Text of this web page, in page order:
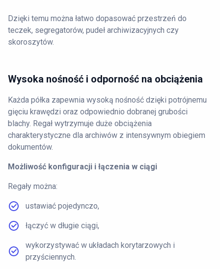
Dzięki temu można łatwo dopasować przestrzeń do
teczek, segregatorów, pudeł archiwizacyjnych czy
skoroszytów.
Wysoka nośność i odporność na obciążenia
Każda półka zapewnia wysoką nośność dzięki potrójnemu
gięciu krawędzi oraz odpowiednio dobranej grubości
blachy. Regał wytrzymuje duże obciążenia
charakterystyczne dla archiwów z intensywnym obiegiem
dokumentów.
Możliwość konfiguracji i łączenia w ciągi
Regały można:
ustawiać pojedynczo,
łączyć w długie ciągi,
wykorzystywać w układach korytarzowych i
przyściennych.